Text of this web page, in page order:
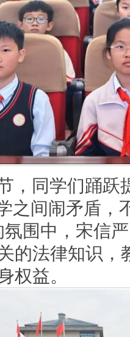
，同学们踊跃
之间闹矛盾，
氛围中，宋信
的法律知识，
权益。